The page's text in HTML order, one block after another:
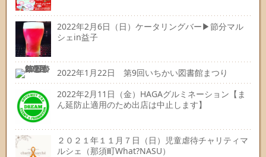
2022年2月6日（日）ケータリングバー▶節分マル
シェin益子
2022年1月22日 第9回いちかい図書館まつり
2022年2月11日（金）HAGAグルミネーション【ま
ん延防止適用のため出店は中止します】
２０２１年１１月７日（日）児童虐待チャリティマ
ルシェ（那須町What?NASU）